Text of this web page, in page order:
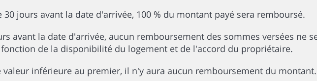
jours avant la date d'arrivée, 100 % du montant payé sera remboursé.
avant la date d'arrivée, aucun remboursement des sommes versées ne
de la disponibilité du logement et de l'accord du propriétaire.
valeur inférieure au premier, il n'y aura aucun remboursement du montant.